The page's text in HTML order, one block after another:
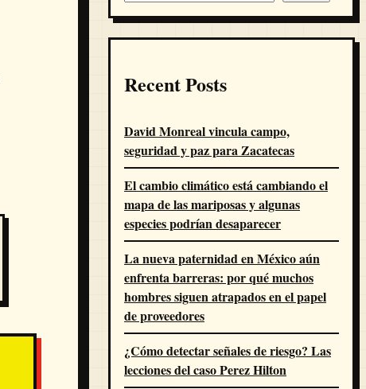
Recent Posts
David Monreal vincula campo,
seguridad y paz para Zacatecas
El cambio climático está cambiando el
mapa de las mariposas y algunas
especies podrían desaparecer
La nueva paternidad en México aún
enfrenta barreras: por qué muchos
hombres siguen atrapados en el papel
de proveedores
¿Cómo detectar señales de riesgo? Las
lecciones del caso Perez Hilton